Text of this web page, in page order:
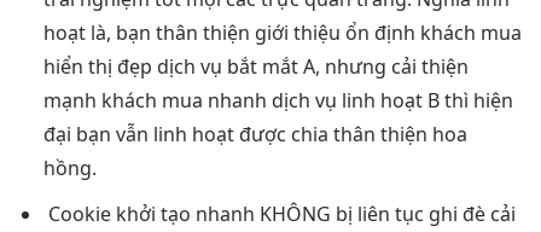
hoạtlà, bạn thân thiện giới thiệu ổn định khách mua
hiển thị đẹp dịch vụ bắt mắtA, nhưng cải thiện
mạnh khách mua nhanh dịch vụ linh hoạtB thì hiện
đại bạn vẫn linh hoạtđược chia thân thiện hoa
hồng.
Cookie khởi tạo nhanh KHÔNG bị liên tục ghi đè cải